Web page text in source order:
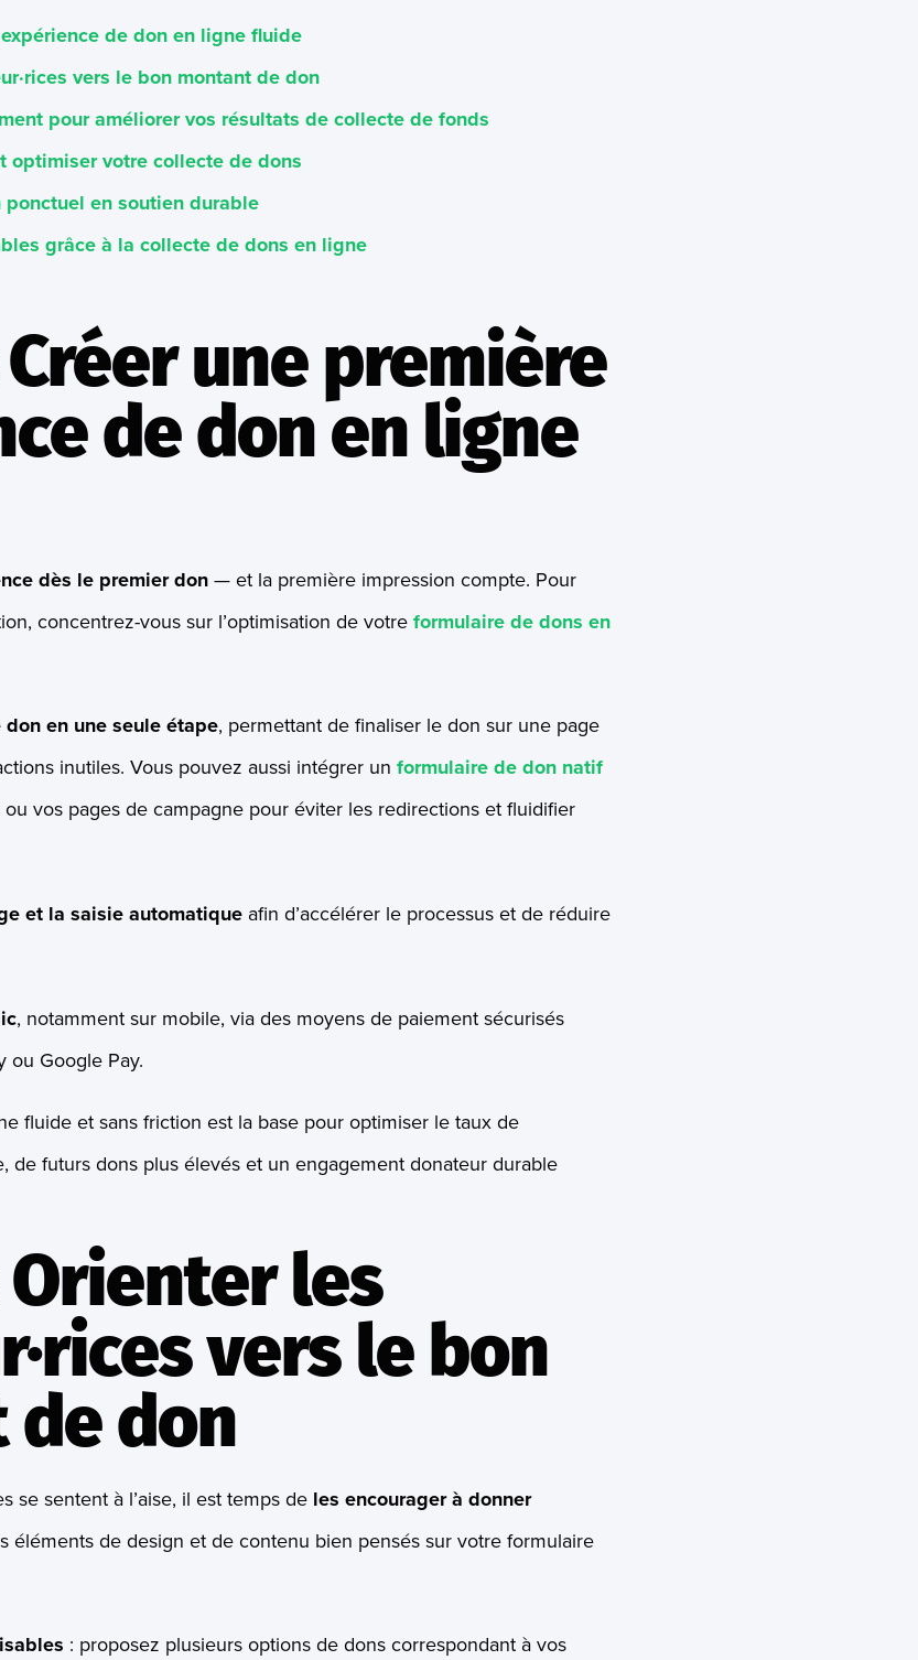
de don en ligne fluide
vers le bon montant de don
pour améliorer vos résultats de collecte de fonds
optimiser votre collecte de dons
en soutien durable
grâce à la collecte de dons en ligne
Créer une première
de don en ligne
dès le premier don— et la première impression compte. Pour
concentrez-vous sur l’optimisation de votreformulaire de dons en
en une seule étape, permettant de finaliser le don sur une page
inutiles. Vous pouvez aussi intégrer un formulaire de don natif
vos pages de campagne pour éviter les redirections et fluidifier
et la saisie automatiqueafin d’accélérer le processus et de réduire
, notamment sur mobile, via des moyens de paiement sécurisés
ou Google Pay.
fluide et sans friction est la base pour optimiser le taux de
de futurs dons plus élevés et un engagement donateur durable
Orienter les
vers le bon
don
se sentent à l’aise, il est temps deles encourager à donner
éléments de design et de contenu bien pensés sur votre formulaire
: proposez plusieurs options de donscorrespondant à vos